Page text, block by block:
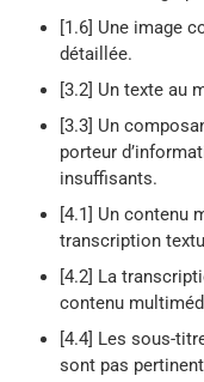
[1.6] Une image
détaillée.
[3.2] Un texte au
[3.3] Un
porteur
insuffisants.
[4.1] Un contenu
transcription
[4.2] La
contenu
[4.4] Les sous-
sont pas